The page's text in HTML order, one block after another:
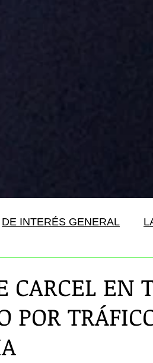
DE INTERÉS GENERAL
CARCEL EN
POR